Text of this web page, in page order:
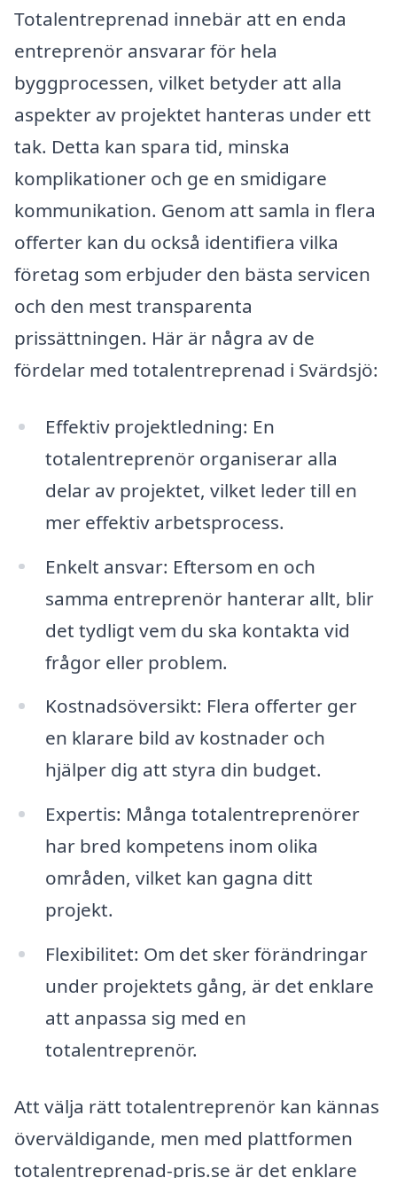
Totalentreprenad innebär att en enda
entreprenör ansvarar för hela
byggprocessen, vilket betyder att alla
aspekter av projektet hanteras under ett
tak. Detta kan spara tid, minska
komplikationer och ge en smidigare
kommunikation. Genom att samla in flera
offerter kan du också identifiera vilka
företag som erbjuder den bästa servicen
och den mest transparenta
prissättningen. Här är några av de
fördelar med totalentreprenad i Svärdsjö:
Effektiv projektledning: En
totalentreprenör organiserar alla
delar av projektet, vilket leder till en
mer effektiv arbetsprocess.
Enkelt ansvar: Eftersom en och
samma entreprenör hanterar allt, blir
det tydligt vem du ska kontakta vid
frågor eller problem.
Kostnadsöversikt: Flera offerter ger
en klarare bild av kostnader och
hjälper dig att styra din budget.
Expertis: Många totalentreprenörer
har bred kompetens inom olika
områden, vilket kan gagna ditt
projekt.
Flexibilitet: Om det sker förändringar
under projektets gång, är det enklare
att anpassa sig med en
totalentreprenör.
Att välja rätt totalentreprenör kan kännas
överväldigande, men med plattformen
totalentreprenad-pris.se är det enklare